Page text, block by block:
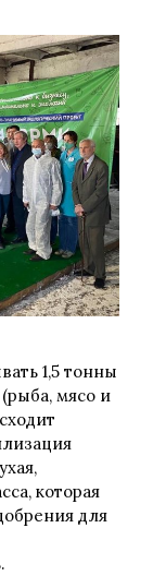
1,5 тонны
мясо и
которая
для